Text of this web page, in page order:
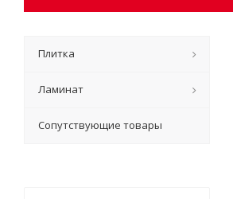
Плитка
Ламинат
Сопутствующие товары